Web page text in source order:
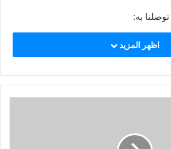
به:
الديمقراطية
بأوروبا
شعبنا في مدينة السمارة المحتلة من
اظهر المزيد